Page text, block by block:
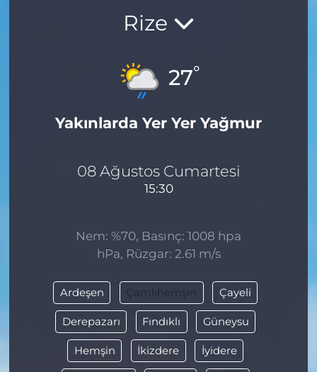
Rize
27°
Yakınlarda Yer Yer Yağmur
08 Ağustos Cumartesi
15:30
Nem: %70, Basınç: 1008 hpa
hPa, Rüzgar: 2.61 m/s
Ardeşen Çamlıhemşin Çayeli
Derepazarı Fındıklı Güneysu
Hemşin İkizdere İyidere